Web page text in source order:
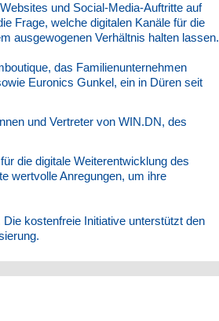
und Social-Media-Auftritte auf
Frage, welche digitalen Kanäle für die
ausgewogenen Verhältnis halten lassen.
das Familienunternehmen
Euronics Gunkel, ein in Düren seit
und Vertreter von WIN.DN, des
die digitale Weiterentwicklung des
wertvolle Anregungen, um ihre
kostenfreie Initiative unterstützt den